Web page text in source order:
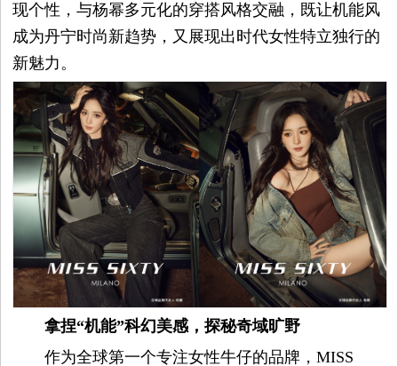
时
装
周
时
尚
库
现个性，与杨幂多元化的穿搭风格交融，既让机能风
成为丹宁时尚新趋势，又展现出时代女性特立独行的
新魅力。
拿捏“机能”科幻美感，探秘奇域旷野
作为全球第一个专注女性牛仔的品牌，MISS